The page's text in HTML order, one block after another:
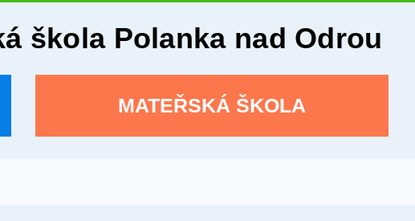
škola Polanka nad Odrou
MATEŘSKÁ ŠKOLA